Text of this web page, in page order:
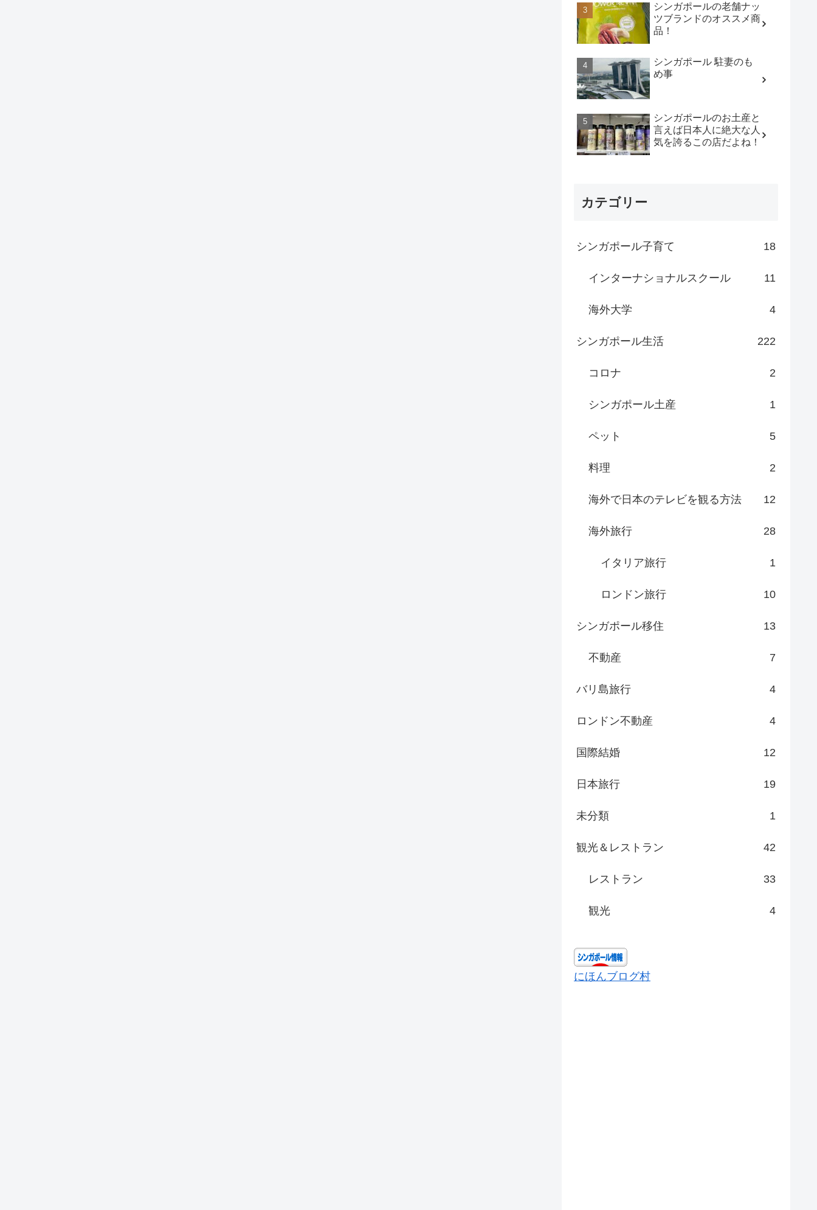
シンガポールの老舗ナッ
ツブランドのオススメ商
品！
シンガポール 駐妻のも
め事
シンガポールのお土産と
言えば日本人に絶大な人
気を誇るこの店だよね！
カテゴリー
シンガポール子育て 18
インターナショナルスクール 11
海外大学 4
シンガポール生活 222
コロナ 2
シンガポール土産 1
ペット 5
料理 2
海外で日本のテレビを観る方法 12
海外旅行 28
イタリア旅行 1
ロンドン旅行 10
シンガポール移住 13
不動産 7
バリ島旅行 4
ロンドン不動産 4
国際結婚 12
日本旅行 19
未分類 1
観光＆レストラン 42
レストラン 33
観光 4
にほんブログ村